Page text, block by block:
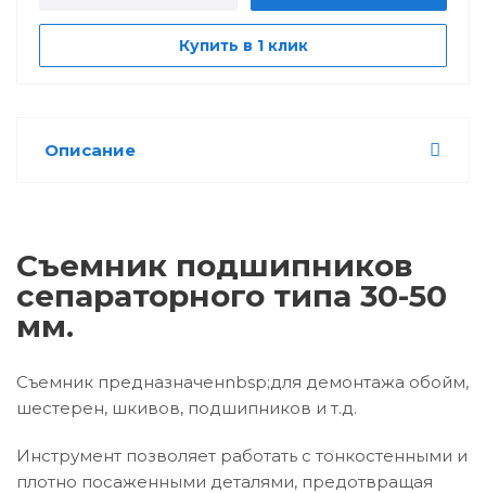
Купить в 1 клик
Описание
Съемник подшипников
сепараторного типа 30-50
мм.
Съемник предназначенnbsp;для демонтажа обойм,
шестерен, шкивов, подшипников и т.д.
Инструмент позволяет работать с тонкостенными и
плотно посаженными деталями, предотвращая